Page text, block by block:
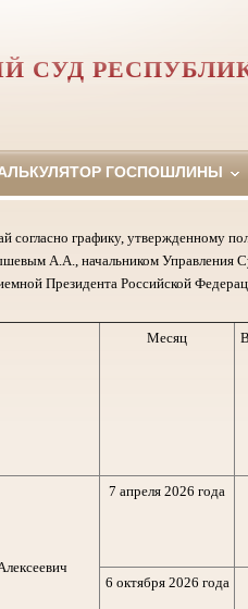
СУД
ГОСПОШЛИНЫ
согласно графику, утвержденному
А.А., начальником Управления
Президента Российской
Месяц
7 апреля 2026 года
6 октября 2026 года